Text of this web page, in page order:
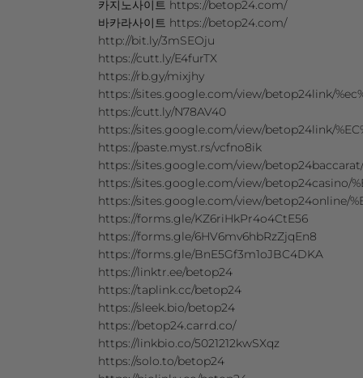
카지노사이트 https://betop24.com/
바카라사이트 https://betop24.com/
http://bit.ly/3mSEOju
https://cutt.ly/E4furTX
https://rb.gy/mixjhy
https://sites.google.com/view/betop24link/
https://cutt.ly/N78AV40
https://sites.google.com/view/betop24link/
https://paste.myst.rs/vcfno8ik
https://sites.google.com/view/betop24baccarat/
https://sites.google.com/view/betop24casino/
https://sites.google.com/view/betop24online/
https://forms.gle/KZ6riHkPr4o4CtE56
https://forms.gle/6HV6mv6hbRzZjqEn8
https://forms.gle/BnE5Gf3m1oJBC4DKA
https://linktr.ee/betop24
https://taplink.cc/betop24
https://sleek.bio/betop24
https://betop24.carrd.co/
https://linkbio.co/5021212kwSXqz
https://solo.to/betop24